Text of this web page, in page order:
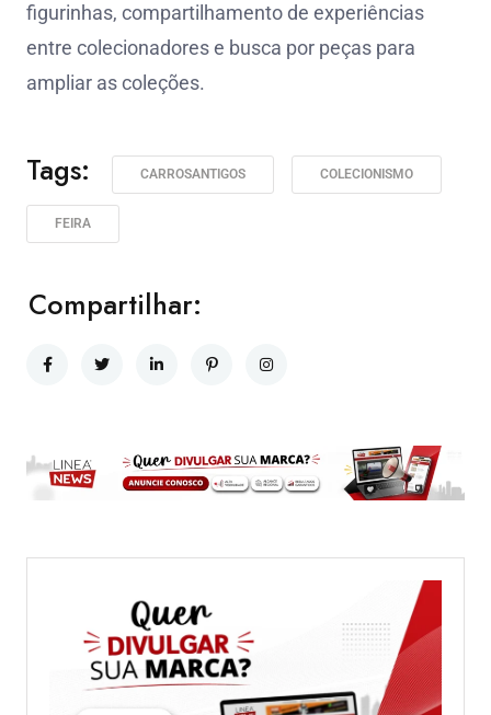
figurinhas, compartilhamento de experiências
entre colecionadores e busca por peças para
ampliar as coleções.
Tags: CARROSANTIGOS COLECIONISMO
FEIRA
Compartilhar: